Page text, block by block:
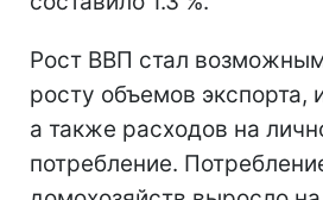
Рост ВВП стал
росту объемов экспорта,
а также расходов на
потребление.